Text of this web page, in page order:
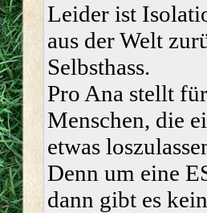
Leider ist
aus der Welt
Selbsthass.
Pro Ana stellt
Menschen, die
etwas
Denn um eine
dann gibt es